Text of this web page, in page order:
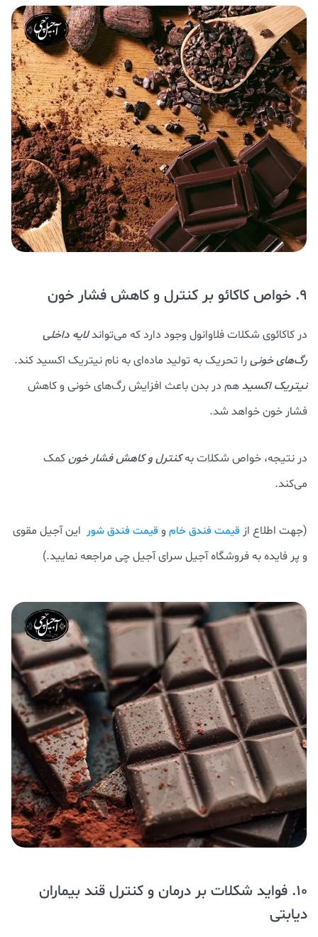
9. خواص کاکائو بر کنترل و کاهش فشار خون
در کاکائوی شکلات فلاوانول وجود دارد که می‌تواندلایه داخلی
رگ‌های خونی را تحریک به تولید ماده‌ای به نام نیتریک اکسید کند.
نیتریک اکسیدهم در بدن باعث افزایش رگ‌های خونی و کاهش
فشار خون خواهد شد.
در نتیجه، خواص شکلات بهکنترل و کاهش فشار خونکمک
می‌کند.
(جهت اطلاع از قیمت فندق خام و قیمت فندق شور این آجیل مقوی
و پر فایده به فروشگاه آجیل سرای آجیل چی مراجعه نمایید.)
10. فواید شکلات بر درمان و کنترل قند بیماران
دیابتی